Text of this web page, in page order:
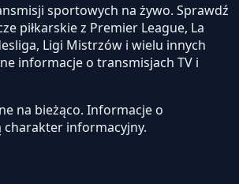
sportowych na żywo. Sprawdź
piłkarskie z Premier League, La
Ligi Mistrzów i wielu innych
informacje o transmisjach TV i
na bieżąco. Informacje o
informacyjny.